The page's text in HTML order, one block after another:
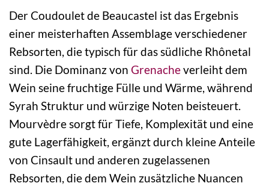
Der Coudoulet de Beaucastel ist das Ergebnis
einer meisterhaften Assemblage verschiedener
Rebsorten, die typisch für das südliche Rhônetal
sind. Die Dominanz von Grenacheverleiht dem
Wein seine fruchtige Fülle und Wärme, während
Syrah Struktur und würzige Noten beisteuert.
Mourvèdre sorgt für Tiefe, Komplexität und eine
gute Lagerfähigkeit, ergänzt durch kleine Anteile
von Cinsault und anderen zugelassenen
Rebsorten, die dem Wein zusätzliche Nuancen